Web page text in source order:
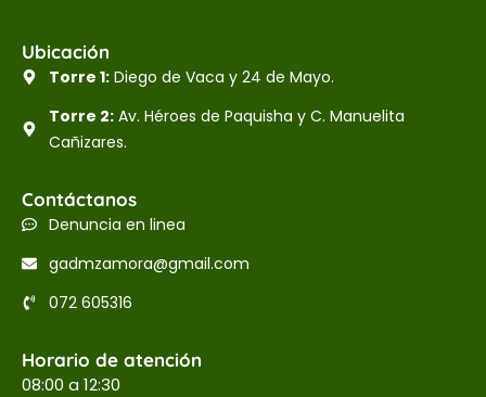
Ubicación
Torre 1:Diego de Vaca y 24 de Mayo.
Torre 2:Av. Héroes de Paquisha y C. Manuelita
Cañizares.
Contáctanos
Denuncia en linea
gadmzamora@gmail.com
072 605316
Horario de atención
08:00 a 12:30